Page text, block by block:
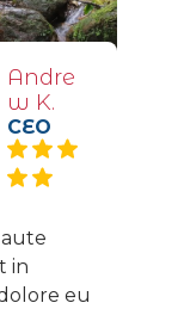
Andre
w K.
CEO
in
eu